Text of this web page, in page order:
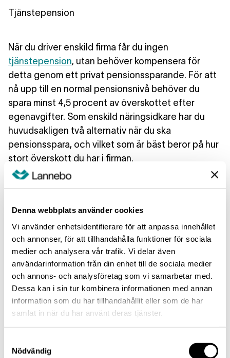
Denna webbplats använder cookies
Vi använder enhetsidentifierare för att anpassa innehållet
och annonser, för att tillhandahålla funktioner för sociala
medier och analysera vår trafik. Vi delar även
användarinformation från din enhet till de sociala medier
och annons- och analysföretag som vi samarbetar med.
Dessa kan i sin tur kombinera informationen med annan
information som du har tillhandahållit eller som de har
samlat in när du har använt deras tjänster.
Nödvändig
Tjänstepension
När du driver enskild firma får du ingen
tjänstepension, utan behöver kompensera för
detta genom ett privat pensionssparande. För att
nå upp till en normal pensionsnivå behöver du
spara minst 4,5 procent av överskottet efter
egenavgifter. Som enskild näringsidkare har du
huvudsakligen två alternativ när du ska
pensionsspara, och vilket som är bäst beror på hur
stort överskott du har i firman.
Om ditt överskott överstiger 557 250 kronor per år
eller 46 438 kronor per månad (2023) är det mest
förmånligt att spara på ett IPS
-konto eller i en
pensionsförsäkring. När du deklarerar kan du nyttja
avdraget för privat pensionssparande och dra av
upp till 35 procent av dina inkomster upp till 10
prisbasbelopp.
Spara privat
månad eller 557 250 kronor per år (2023) bör du ta